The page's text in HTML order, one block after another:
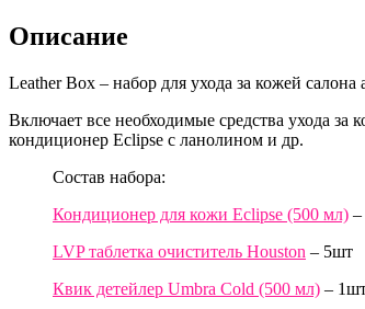
Описание
Leather Box – набор для ухода за кожей салона
Включает все необходимые средства ухода
кондиционер Eclipse с ланолином и др.
Состав набора:
Кондиционер для кожи Eclipse (500 мл)
LVP таблетка очиститель Houston – 5шт
Квик детейлер Umbra Cold (500 мл) –